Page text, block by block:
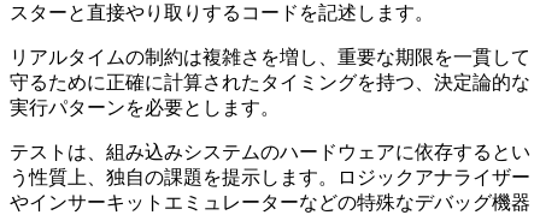
スターと直接やり取りするコードを記述します。
リアルタイムの制約は複雑さを増し、重要な期限を一貫して
守るために正確に計算されたタイミングを持つ、決定論的な
実行パターンを必要とします。
テストは、組み込みシステムのハードウェアに依存するとい
う性質上、独自の課題を提示します。ロジックアナライザー
やインサーキットエミュレーターなどの特殊なデバッグ機器